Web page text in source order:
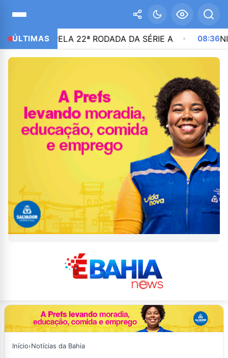
ÚLTIMAS
PELA 22ª RODADA DA SÉRIE A 08:36
Início›Notícias da Bahia